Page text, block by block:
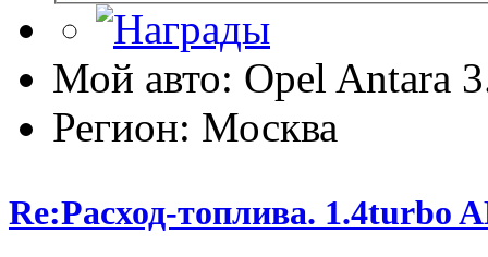
Мой авто: Opel Antara
Регион: Москва
Re:Расход-топлива. 1.4turbo